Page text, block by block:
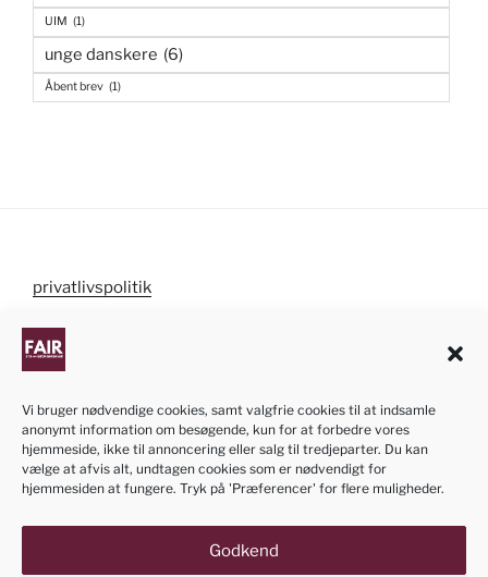
Vi bruger nødvendige cookies, samt valgfrie cookies til at indsamle
anonymt information om besøgende, kun for at forbedre vores
hjemmeside, ikke til annoncering eller salg til tredjeparter. Du kan
vælge at afvis alt, undtagen cookies som er nødvendigt for
hjemmesiden at fungere. Tryk på 'Præferencer' for flere muligheder.
Godkend
UIM (1)
unge danskere (6)
Åbent brev (1)
privatlivspolitik
cookiepolitik
NB! Informationen om ansøgningen af dansk
statsborgerskab på denne hjemmeside er kun
vejledende. Vi bestræber os til at opdatere siden når
er vedligeholdt med frivillig kraft.